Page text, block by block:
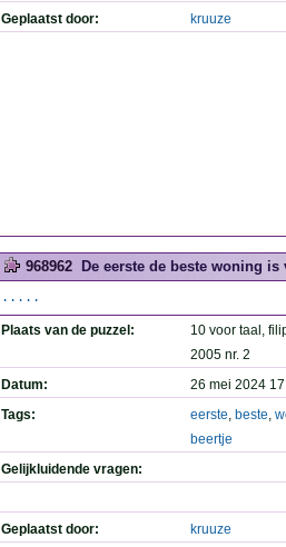
Geplaatst door: kruuze
968962 De eerste de beste woning is
.....
Plaats van de puzzel:
10 voor taal,
2005 nr. 2
Datum:
26 mei 2024
Tags:
eerste, beste,
beertje
Gelijkluidende vragen:
Geplaatst door: kruuze